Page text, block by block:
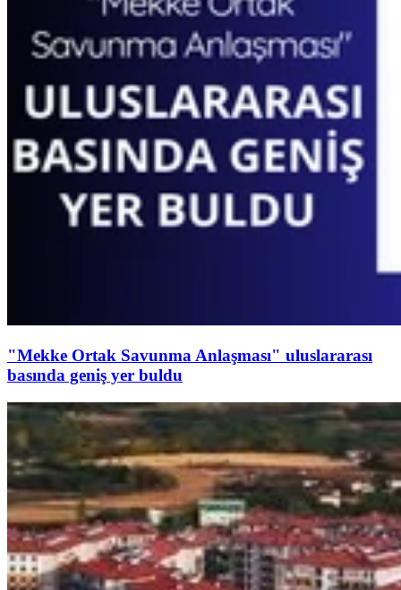
"Mekke Ortak Savunma Anlaşması" uluslararası
basında geniş yer buldu